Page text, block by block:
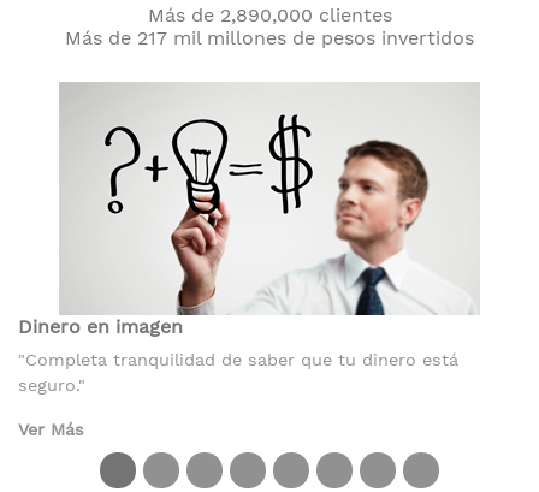
Los resultados pueden variar de acuerdo a la tasa de
rendimiento vigente al momento de comprar los
instrumentos. Para efectos de este ejemplo tasa de 6.60%
Más de 2,890,000 clientes
Más de 217 mil millones de pesos invertidos
Dinero en imagen
"Completa tranquilidad de saber que tu dinero está
seguro."
Ver Más